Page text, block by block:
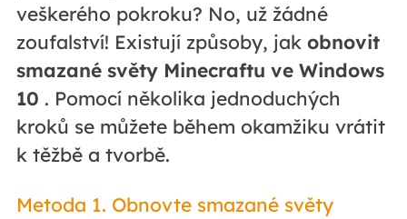
veškerého pokroku? No, už žádné
zoufalství! Existují způsoby, jak obnovit
smazané světy Minecraftu ve Windows
10 . Pomocí několika jednoduchých
kroků se můžete během okamžiku vrátit
k těžbě a tvorbě.
Metoda 1. Obnovte smazané světy